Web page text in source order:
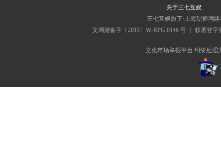
关于三七互娱
三七互娱旗下·上海硬通网
文网游备字〔2015〕Ｗ-RPG 0146 号
软著登字
文化市场举报平台 纠纷处理